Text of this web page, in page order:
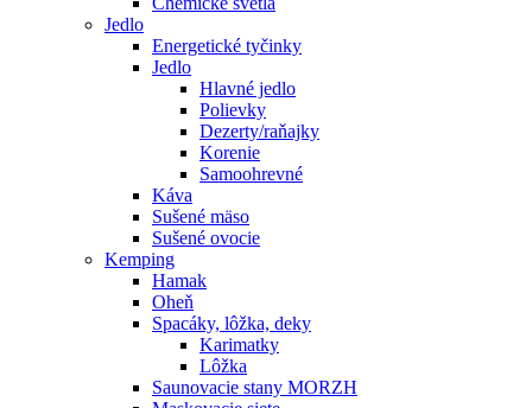
Jedlo
Energetické tyčinky
Jedlo
Hlavné jedlo
Polievky
Dezerty/raňajky
Korenie
Samoohrevné
Káva
Sušené mäso
Sušené ovocie
Kemping
Hamak
Oheň
Spacáky, lôžka, deky
Karimatky
Lôžka
Saunovacie stany MORZH